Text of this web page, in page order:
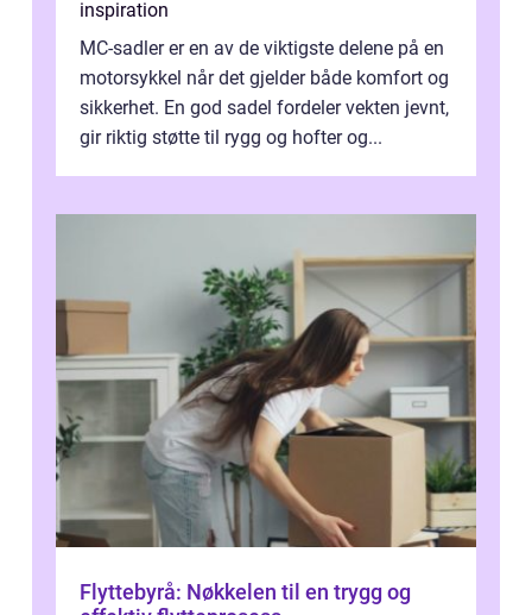
inspiration
MC-sadler er en av de viktigste delene på en
motorsykkel når det gjelder både komfort og
sikkerhet. En god sadel fordeler vekten jevnt,
gir riktig støtte til rygg og hofter og...
Flyttebyrå: Nøkkelen til en trygg og